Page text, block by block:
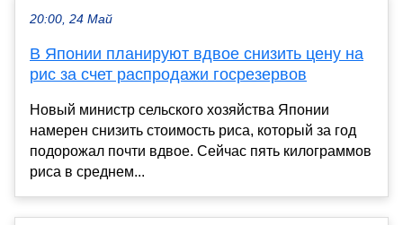
20:00, 24 Май
В Японии планируют вдвое снизить цену на
рис за счет распродажи госрезервов
Новый министр сельского хозяйства Японии
намерен снизить стоимость риса, который за год
подорожал почти вдвое. Сейчас пять килограммов
риса в среднем...